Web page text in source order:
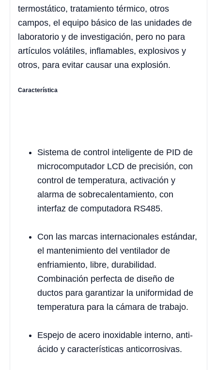
termostático, tratamiento térmico, otros
campos, el equipo básico de las unidades de
laboratorio y de investigación, pero no para
artículos volátiles, inflamables, explosivos y
otros, para evitar causar una explosión.
Característica
Sistema de control inteligente de PID de
microcomputador LCD de precisión, con
control de temperatura, activación y
alarma de sobrecalentamiento, con
interfaz de computadora RS485.
Con las marcas internacionales estándar,
el mantenimiento del ventilador de
enfriamiento, libre, durabilidad.
Combinación perfecta de diseño de
ductos para garantizar la uniformidad de
temperatura para la cámara de trabajo.
Espejo de acero inoxidable interno, anti-
ácido y características anticorrosivas.